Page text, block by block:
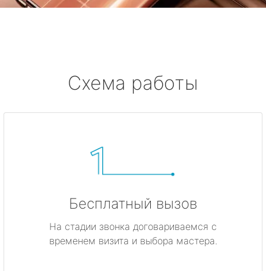
Схема работы
Бесплатный вызов
На стадии звонка договариваемся с
временем визита и выбора мастера.